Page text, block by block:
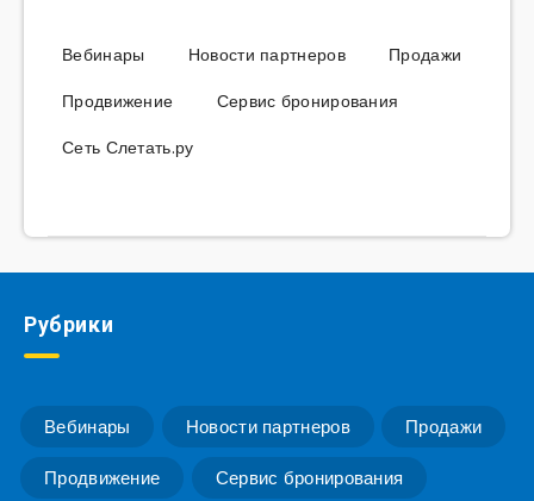
Вебинары Новости партнеров
Продажи
Продвижение
Сервис бронирования
Сеть Слетать.ру
Рубрики
Вебинары Новости партнеров Продажи
Продвижение Сервис бронирования